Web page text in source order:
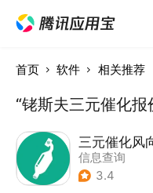
首页 软件 相关推荐
“铑斯夫三元催化
三元催化风
信息查询
3.4